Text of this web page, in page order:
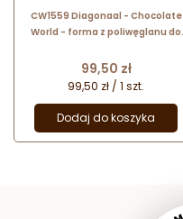
CW1559 Diagonaal - Chocolate
World - forma z poliwęglanu do
poj. 7.8 g x 24 praliny
Cena
99,50 zł
99,50 zł / 1 szt.
Dodaj do koszyka